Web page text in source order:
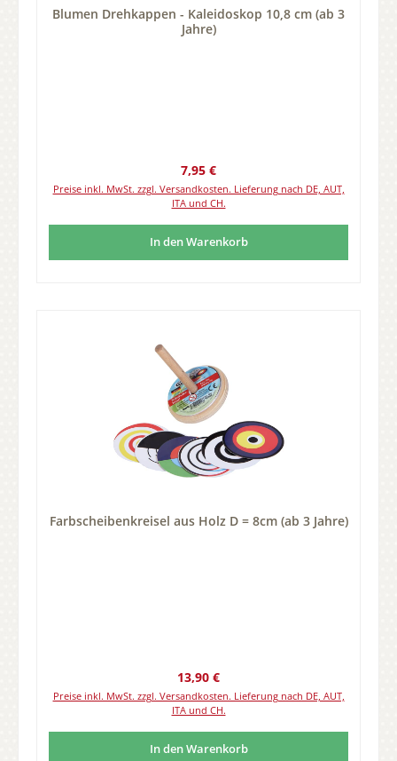
Blumen Drehkappen - Kaleidoskop 10,8 cm (ab 3
Jahre)
Regulärer Preis:
7,95 €
Preise inkl. MwSt. zzgl. Versandkosten. Lieferung nach DE, AUT,
ITA und CH.
In den Warenkorb
Farbscheibenkreisel aus Holz D = 8cm (ab 3 Jahre)
Regulärer Preis:
13,90 €
Preise inkl. MwSt. zzgl. Versandkosten. Lieferung nach DE, AUT,
ITA und CH.
In den Warenkorb